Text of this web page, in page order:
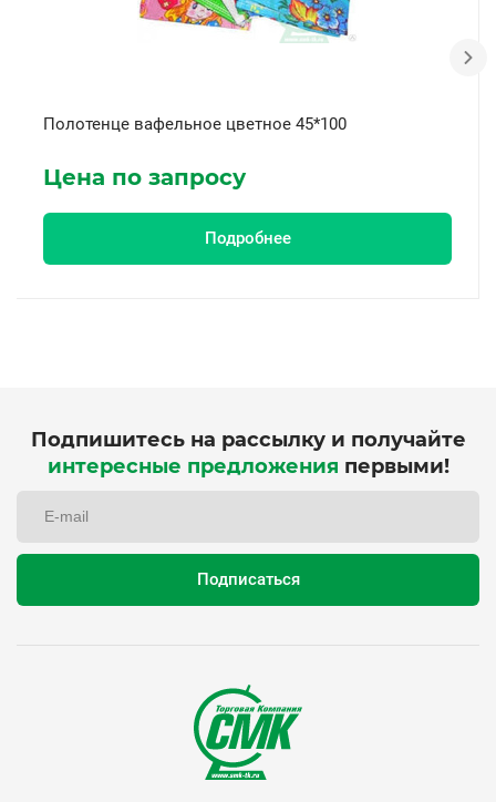
Полотенце вафельное цветное 45*100
Цена по запросу
Подробнее
Подпишитесь на рассылку и получайте
интересные предложения первыми!